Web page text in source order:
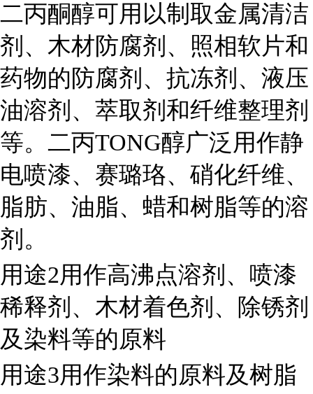
二丙酮醇可用以制取金属清洁
剂、木材防腐剂、照相软片和
药物的防腐剂、抗冻剂、液压
油溶剂、萃取剂和纤维整理剂
等。二丙TONG醇广泛用作静
电喷漆、赛璐珞、硝化纤维、
脂肪、油脂、蜡和树脂等的溶
剂。
用途2用作高沸点溶剂、喷漆
稀释剂、木材着色剂、除锈剂
及染料等的原料
用途3用作染料的原料及树脂